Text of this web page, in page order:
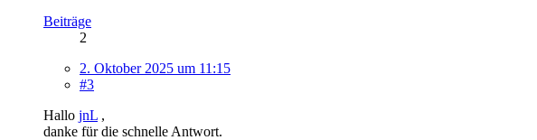
Beiträge
2
2. Oktober 2025 um 11:15
#3
Hallo jnL ,
danke für die schnelle Antwort.